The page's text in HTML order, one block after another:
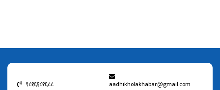
९८१६१८१६८८
aadhikholakhabar@gmail.com